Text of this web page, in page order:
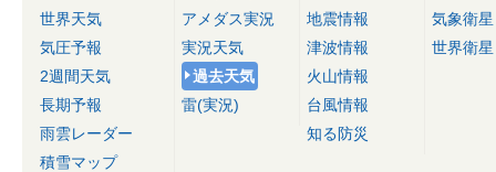
世界天気
気圧予報
2週間天気
長期予報
雨雲レーダー
積雪マップ
アメダス実況
実況天気
過去天気
雷(実況)
地震情報
津波情報
火山情報
台風情報
知る防災
気象衛星
世界衛星